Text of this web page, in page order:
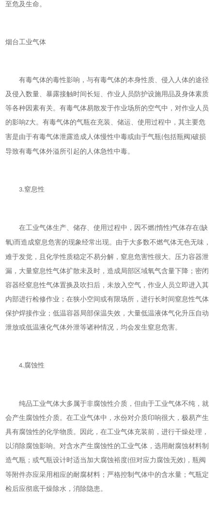
至危及生命。
烟台工业气体
有毒气体的毒性影响，与有毒气体的本身性质、侵入人体的途径
及侵入数量、暴露接触时间长短、作业人员防护设施用品及身体素质
等各种因素有关。有毒气体易散发于作业场所的空气中，对作业人员
的影响Z大。有毒气体的气瓶在充装、储运、使用过程中，其主要危
害是由于有毒气体泄露造成人体慢性中毒或由于气瓶(包括瓶阀)破损
导致有毒气体外溢所引起的人体急性中毒。
3.窒息性
在工业气体生产、储存、使用过程中，因不燃(惰性)气体存在(缺
氧)而造成窒息危害的现象经常出现。由于大多数不燃气体无色无味，
难于发觉，且化学性质稳定不易分解，窒息危害性很大。压力容器泄
漏，大量窒息性气体扩散未及时，造成局部区域氧气含量下降；密闭
容器经窒息性气体置换及吹扫后，未放入空气，作业人员立即进入其
内部进行检修作业；在狭小空间或有限场所，进行长时间窒息性气体
保护焊接作业；低温容器局部保温失效，大量低温液体气化升压自动
泄放或低温液化气体外泄等诸种情况，均会发生窒息危害。
4.腐蚀性
纯品工业气体大多属于非腐蚀性介质，但由于工业气体不纯，就
会产生腐蚀性介质。在工业气体中，水份对介质印响很大，极易产生
具有腐蚀性的化学物质。因此，在工业气体充装前，进行干燥处理，
以消除腐蚀影响。对含水产生腐蚀性的工业气体，选用耐腐蚀材料制
造气瓶；或气瓶设计时适当加大腐蚀裕度(但对应力腐蚀无效) ，瓶阀
等附件亦应采用相应的耐腐材料；严格控制气体中的含水量；气瓶定
检后应彻底干燥除水，消除隐患。